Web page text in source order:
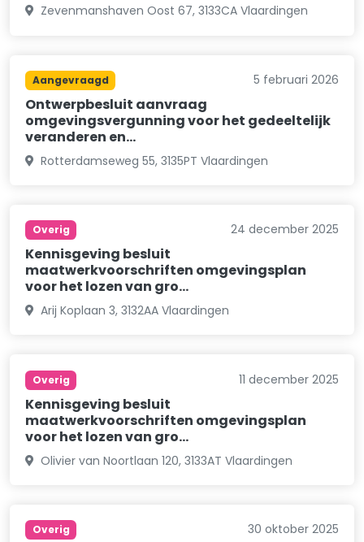
Zevenmanshaven Oost 67, 3133CA Vlaardingen
Aangevraagd 5 februari 2026
Ontwerpbesluit aanvraag
omgevingsvergunning voor het gedeeltelijk
veranderen en…
Rotterdamseweg 55, 3135PT Vlaardingen
Overig 24 december 2025
Kennisgeving besluit
maatwerkvoorschriften omgevingsplan
voor het lozen van gro…
Arij Koplaan 3, 3132AA Vlaardingen
Overig 11 december 2025
Kennisgeving besluit
maatwerkvoorschriften omgevingsplan
voor het lozen van gro…
Olivier van Noortlaan 120, 3133AT Vlaardingen
Overig 30 oktober 2025